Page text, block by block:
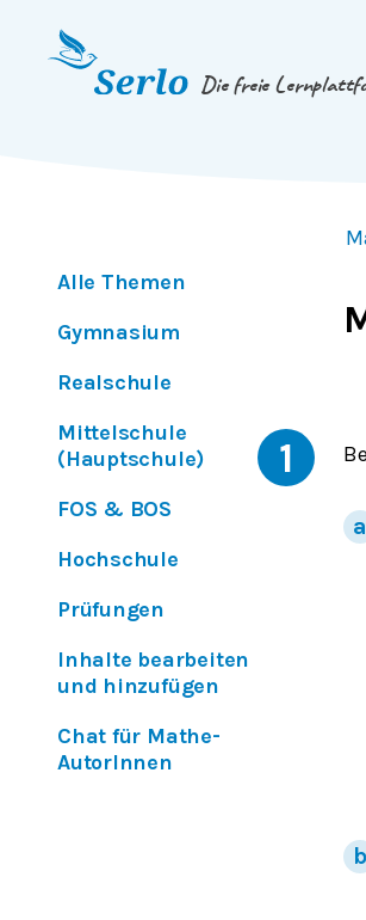
Springe zum
Die freie
Alle Themen
Gymnasium
Realschule
Mittelschule
(Hauptschule)
FOS & BOS
Hochschule
Prüfungen
Inhalte bearbeiten
und hinzufügen
Chat für Mathe-
AutorInnen
1